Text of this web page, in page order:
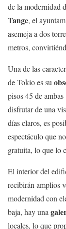
de la modernidad
Tange, el
asemeja a dos
metros,
Una de las
de Tokio es su
pisos 45 de
disfrutar de una
días claros, es
espectáculo que
gratuita, lo que lo
El interior del
recibirán amplios
modernidad con
baja, hay una
locales, lo que